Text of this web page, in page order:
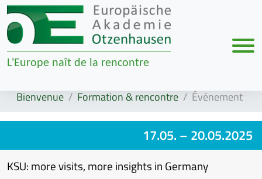
Zur Navigation springen
Zum Inhalt springen
L'Europe naît de la rencontre
Bienvenue Formation & rencontre Événement
17.05. – 20.05.2025
KSU: more visits, more insights in Germany